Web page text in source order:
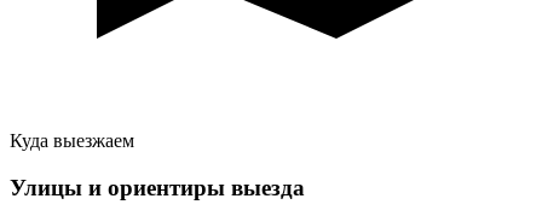
Куда выезжаем
Улицы и ориентиры выезда